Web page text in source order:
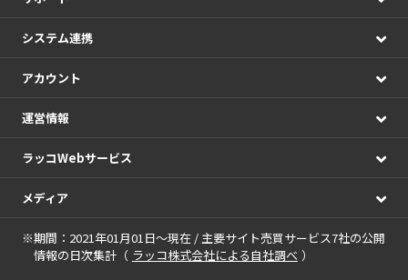
システム連携
アカウント
運営情報
ラッコWebサービス
メディア
※期間：2021年01月01日～現在 / 主要サイト売買サービス7社の公開
情報の日次集計（ ラッコ株式会社による自社調べ ）